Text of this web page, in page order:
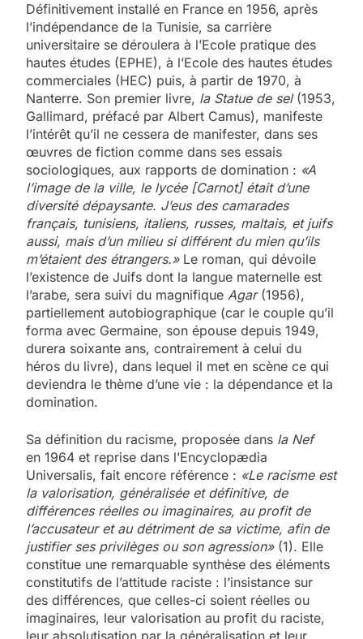
Définitivement installé en France en 1956, après
l’indépendance de la Tunisie, sa carrière
universitaire se déroulera à l’Ecole pratique des
hautes études (EPHE), à l’Ecole des hautes études
commerciales (HEC) puis, à partir de 1970, à
Nanterre. Son premier livre, la Statue de sel(1953,
Gallimard, préfacé par Albert Camus), manifeste
l’intérêt qu’il ne cessera de manifester, dans ses
œuvres de fiction comme dans ses essais
sociologiques, aux rapports de domination : «A
l’image de la ville, le lycée [Carnot] était d’une
diversité dépaysante. J’eus des camarades
français, tunisiens, italiens, russes, maltais, et juifs
aussi, mais d’un milieu si différent du mien qu’ils
m’étaient des étrangers.»Le roman, qui dévoile
l’existence de Juifs dont la langue maternelle est
l’arabe, sera suivi du magnifique Agar(1956),
partiellement autobiographique (car le couple qu’il
forma avec Germaine, son épouse depuis 1949,
durera soixante ans, contrairement à celui du
héros du livre), dans lequel il met en scène ce qui
deviendra le thème d’une vie : la dépendance et la
domination.
Sa définition du racisme, proposée dans la Nef
en 1964 et reprise dans l’Encyclopædia
Universalis, fait encore référence : «Le racisme est
la valorisation, généralisée et définitive, de
différences réelles ou imaginaires, au profit de
l’accusateur et au détriment de sa victime, afin de
justifier ses privilèges ou son agression»(1). Elle
constitue une remarquable synthèse des éléments
constitutifs de l’attitude raciste : l’insistance sur
des différences, que celles-ci soient réelles ou
imaginaires, leur valorisation au profit du raciste,